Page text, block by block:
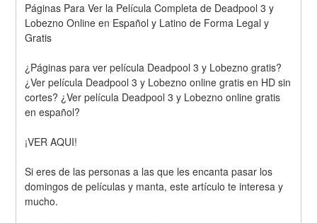
Páginas Para Ver la Película Completa de Deadpool 3 y
Lobezno Online en Español y Latino de Forma Legal y
Gratis
¿Páginas para ver película Deadpool 3 y Lobezno gratis?
¿Ver película Deadpool 3 y Lobezno online gratis en HD sin
cortes? ¿Ver película Deadpool 3 y Lobezno online gratis
en español?
¡VER AQUI!
Si eres de las personas a las que les encanta pasar los
domingos de películas y manta, este artículo te interesa y
mucho.